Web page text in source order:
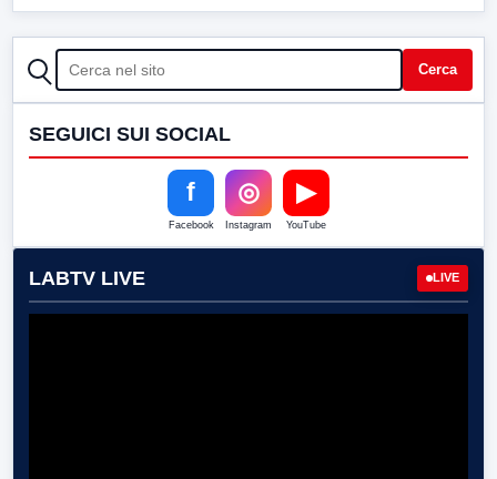
CERCA Cerca
SEGUICI SUI SOCIAL
f
Facebook
◎
Instagram
▶
YouTube
LABTV LIVE LIVE